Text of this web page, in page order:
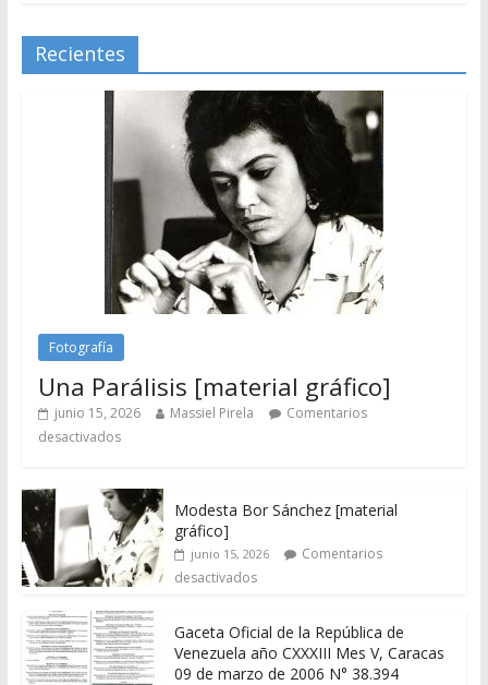
Recientes
Fotografía
Una Parálisis [material gráfico]
junio 15, 2026 Massiel Pirela
Comentarios
desactivados
Modesta Bor Sánchez [material
gráfico]
junio 15, 2026
Comentarios
desactivados
Gaceta Oficial de la República de
Venezuela año CXXXIII Mes V, Caracas
09 de marzo de 2006 N° 38.394